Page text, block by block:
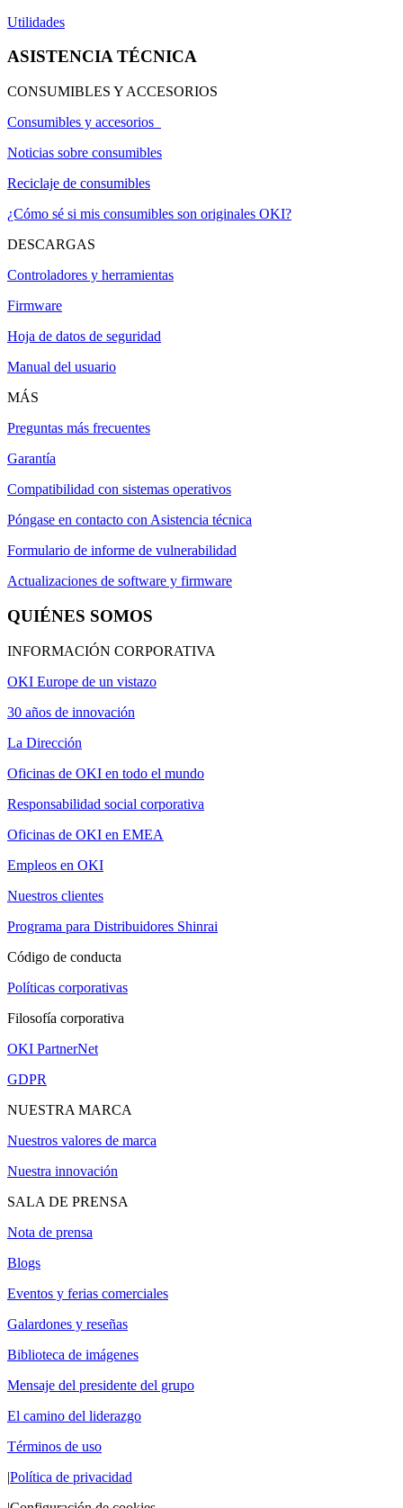
Utilidades
ASISTENCIA TÉCNICA
CONSUMIBLES Y ACCESORIOS
Consumibles y accesorios
Noticias sobre consumibles
Reciclaje de consumibles
¿Cómo sé si mis consumibles son originales OKI?
DESCARGAS
Controladores y herramientas
Firmware
Hoja de datos de seguridad
Manual del usuario
MÁS
Preguntas más frecuentes
Garantía
Compatibilidad con sistemas operativos
Póngase en contacto con Asistencia técnica
Formulario de informe de vulnerabilidad
Actualizaciones de software y firmware
QUIÉNES SOMOS
INFORMACIÓN CORPORATIVA
OKI Europe de un vistazo
30 años de innovación
La Dirección
Oficinas de OKI en todo el mundo
Responsabilidad social corporativa
Oficinas de OKI en EMEA
Empleos en OKI
Nuestros clientes
Programa para Distribuidores Shinrai
Código de conducta
Políticas corporativas
Filosofía corporativa
OKI PartnerNet
GDPR
NUESTRA MARCA
Nuestros valores de marca
Nuestra innovación
SALA DE PRENSA
Nota de prensa
Blogs
Eventos y ferias comerciales
Galardones y reseñas
Biblioteca de imágenes
Mensaje del presidente del grupo
El camino del liderazgo
Términos de uso
|Política de privacidad